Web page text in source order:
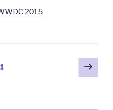
2015
1